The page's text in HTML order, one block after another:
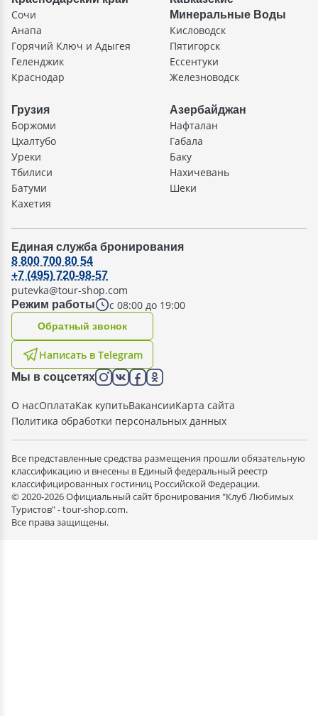
Сочи
Анапа
Горячий Ключ и Адыгея
Геленджик
Краснодар
Минеральные Воды
Кисловодск
Пятигорск
Ессентуки
Железноводск
Грузия
Боржоми
Цхалтубо
Уреки
Тбилиси
Батуми
Кахетия
Азербайджан
Нафталан
Габала
Баку
Нахичевань
Шеки
Единая служба бронирования
Режим работы с 08:00 до 19:00
8 800 700 80 54
+7 (495) 720-98-57
putevka@tour-shop.com
Написать в Telegram
Oбратный звонок
Мы в соцсетях
О насОплатаКак купитьВакансииКарта сайта
Политика обработки персональных данных
Все представленные средства размещения прошли обязательную
классификацию и внесены в Единый федеральный реестр
классифицированных гостиниц Российской Федерации.
© 2020-2026 Официальный сайт бронирования "Клуб Любимых
Туристов" - tour-shop.com.
Все права защищены.